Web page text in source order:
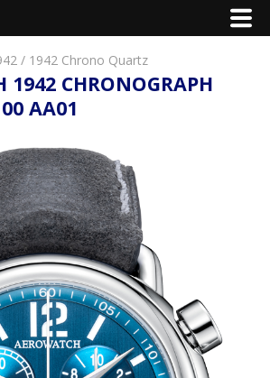
/ 1942 Chrono Quartz
1942 CHRONOGRAPH
AA01